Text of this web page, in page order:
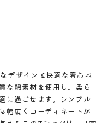
デザインと快適な着心地
な綿素材を使用し、柔ら
に過ごせます。シンプル
幅広くコーディネートが